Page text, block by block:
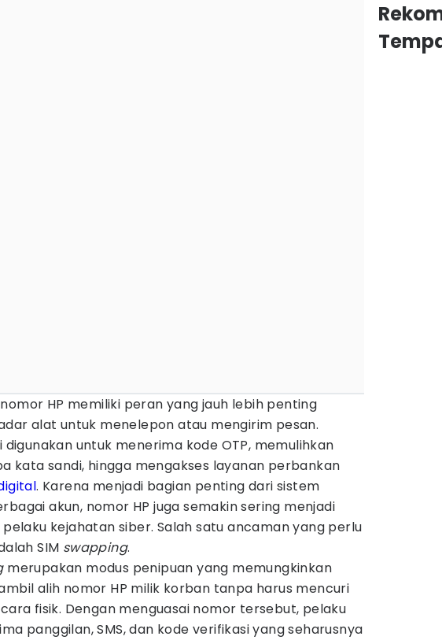
HP memiliki peran yang jauh lebih penting
alat untuk menelepon atau mengirim pesan.
digunakan untuk menerima kode OTP, memulihkan
kata sandi, hingga mengakses layanan perbankan
. Karena menjadi bagian penting dari sistem
akun, nomor HP juga semakin sering menjadi
kejahatan siber. Salah satu ancaman yang perlu
SIM swapping.
merupakan modus penipuan yang memungkinkan
alih nomor HP milik korban tanpa harus mencuri
fisik. Dengan menguasai nomor tersebut, pelaku
panggilan, SMS, dan kode verifikasi yang seharusnya